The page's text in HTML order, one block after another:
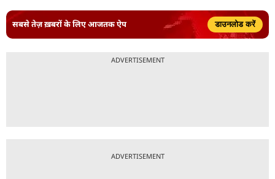
सबसे तेज़ ख़बरों के लिए आजतक ऐप डाउनलोड करें
ADVERTISEMENT
ADVERTISEMENT